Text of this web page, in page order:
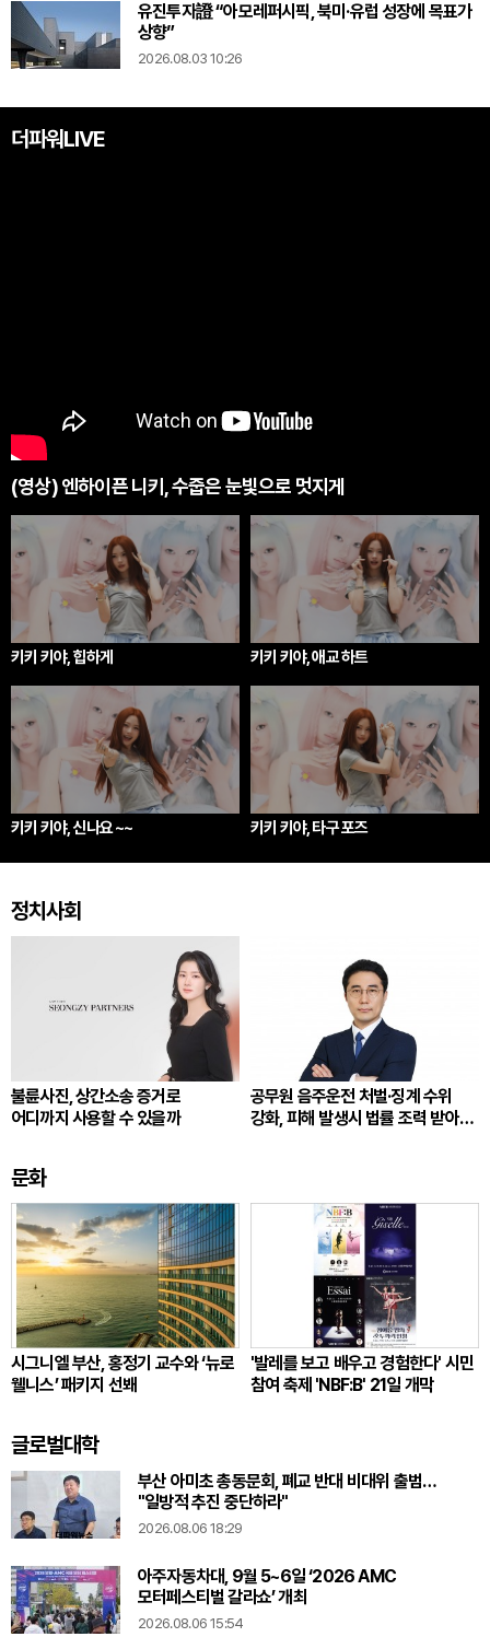
유진투자證 “아모레퍼시픽, 북미·유럽 성장에 목표가
상향”
2026.08.03 10:26
더파워LIVE
(영상) 엔하이픈 니키, 수줍은 눈빛으로 멋지게
키키 키야, 힙하게 키키 키야, 애교 하트
키키 키야, 신나요 ~~ 키키 키야, 타구 포즈
정치사회
불륜사진, 상간소송 증거로
어디까지 사용할 수 있을까
공무원 음주운전 처벌·징계 수위
강화, 피해 발생시 법률 조력 받아
문화
시그니엘 부산, 홍정기 교수와 ‘뉴로
웰니스’ 패키지 선봬
'발레를 보고 배우고 경험한다' 시민
참여 축제 'NBF:B' 21일 개막
글로벌대학
부산 아미초 총동문회, 폐교 반대 비대위 출범…
"일방적 추진 중단하라"
2026.08.06 18:29
아주자동차대, 9월 5~6일 ‘2026 AMC
모터페스티벌 갈라쇼’ 개최
2026.08.06 15:54